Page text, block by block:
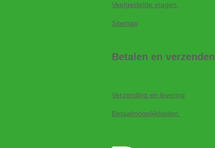
Veelgestelde vragen
Sitemap
Betalen en verzenden
Verzending en levering
Betaalmogelijkheden